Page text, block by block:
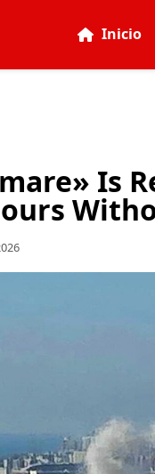
Inicio
Is